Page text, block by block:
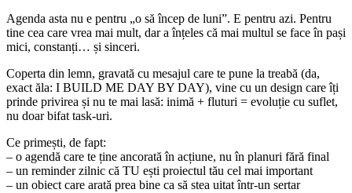
Agenda asta nu e pentru „o să încep de luni”. E pentru azi. Pentru
tine cea care vrea mai mult, dar a înțeles că mai multul se face în pași
mici, constanți… și sinceri.
Coperta din lemn, gravată cu mesajul care te pune la treabă (da,
exact ăla: I BUILD ME DAY BY DAY), vine cu un design care îți
prinde privirea și nu te mai lasă: inimă + fluturi = evoluție cu suflet,
nu doar bifat task-uri.
Ce primești, de fapt:
– o agendă care te ține ancorată în acțiune, nu în planuri fără final
– un reminder zilnic că TU ești proiectul tău cel mai important
– un obiect care arată prea bine ca să stea uitat într-un sertar